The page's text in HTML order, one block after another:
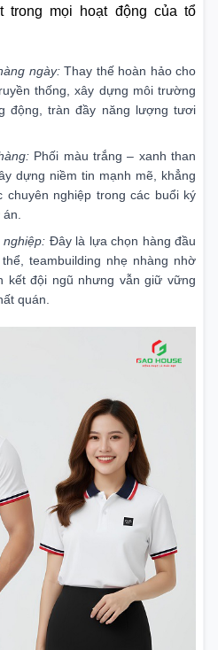
trong mọi hoạt động của tổ
ngày:Thay thế hoàn hảo cho
thống, xây dựng môi trường
động, tràn đầy năng lượng tươi
Phối màu trắng – xanh than
dựng niềm tin mạnh mẽ, khẳng
chuyên nghiệp trong các buổi ký
nghiệp: Đây là lựa chọn hàng đầu
teambuilding nhẹ nhàng nhờ
kết đội ngũ nhưng vẫn giữ vững
quán.